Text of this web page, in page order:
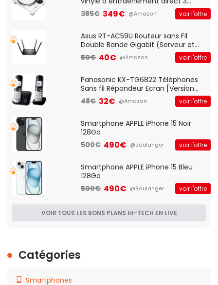
vitesses (33-45-78 trs/min) avec
pre-ampli intégré et port USB
385€ 349€ @Amazon voir l'offre
Asus RT-AC59U Routeur sans Fil
Double Bande Gigabit (Serveur et
Client VPN, Triple Vlan, Mode Point
d'accès et Bridge, contrôle Parental,
50€ 40€ @Amazon voir l'offre
Panasonic KX-TG6822 Téléphones
Sans fil Répondeur Ecran [Version
Française]
48€ 32€ @Amazon voir l'offre
Smartphone APPLE iPhone 15 Noir
128Go
500€ 490€ @Boulanger voir l'offre
Smartphone APPLE iPhone 15 Bleu
128Go
500€ 490€ @Boulanger voir l'offre
VOIR TOUS LES BONS PLANS HI-TECH EN LIVE
Catégories
Smartphones